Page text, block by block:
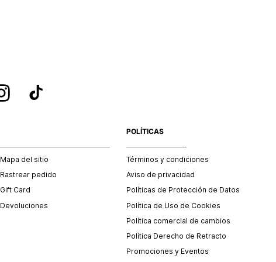
Mapa del sitio
Rastrear pedido
Gift Card
Devoluciones
POLÍTICAS
Términos y condiciones
Aviso de privacidad
Políticas de Protección de Datos
Política de Uso de Cookies
Política comercial de cambios
Política Derecho de Retracto
Promociones y Eventos